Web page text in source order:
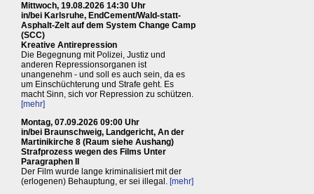
Mittwoch, 19.08.2026 14:30 Uhr
in/bei Karlsruhe, EndCement/Wald-statt-
Asphalt-Zelt auf dem System Change Camp
(SCC)
Kreative Antirepression
Die Begegnung mit Polizei, Justiz und
anderen Repressionsorganen ist
unangenehm - und soll es auch sein, da es
um Einschüchterung und Strafe geht. Es
macht Sinn, sich vor Repression zu schützen.
[mehr]
Montag, 07.09.2026 09:00 Uhr
in/bei Braunschweig, Landgericht, An der
Martinikirche 8 (Raum siehe Aushang)
Strafprozess wegen des Films Unter
Paragraphen II
Der Film wurde lange kriminalisiert mit der
(erlogenen) Behauptung, er sei illegal. [mehr]